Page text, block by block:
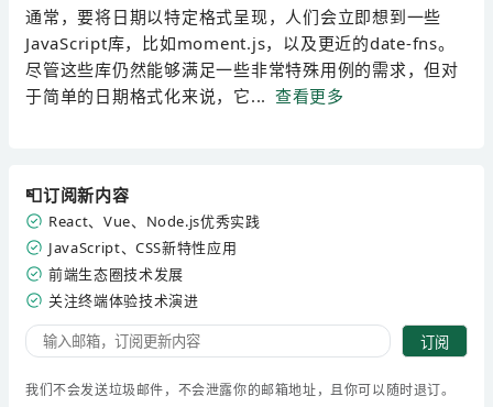
通常，要将日期以特定格式呈现，人们会立即想到一些
JavaScript库，比如moment.js，以及更近的date-fns。
尽管这些库仍然能够满足一些非常特殊用例的需求，但对
于简单的日期格式化来说，它... 查看更多
📮订阅新内容
React、Vue、Node.js优秀实践
JavaScript、CSS新特性应用
前端生态圈技术发展
关注终端体验技术演进
订阅
我们不会发送垃圾邮件，不会泄露你的邮箱地址，且你可以随时退订。